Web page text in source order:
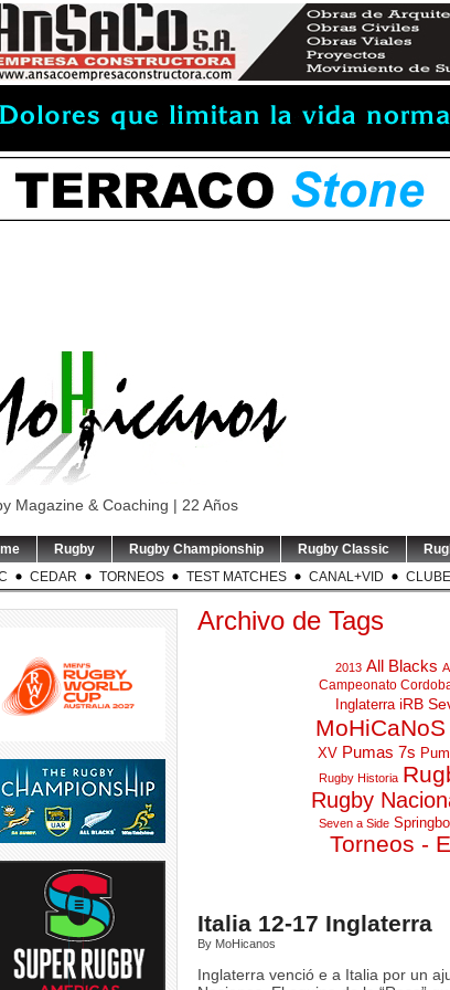
Magazine & Coaching | 22 Años
Rugby Rugby Championship Rugby Classic
CEDAR TORNEOS TEST MATCHES CANAL+VID
Archivo de Tags
2013 All Blacks
Campeonato
Inglaterra iRB
MoHiCaNoS
XV Pumas 7s
Rugby Historia
Rugby
Seven a Side
Torneos -
Italia 12-17 Inglaterra
By MoHicanos
Inglaterra venció e a Italia por un
TEST MATCH | ARG v RSA |
El entrenador de...
5 0
USA v ARGENTINA XV | El
entrenador de Argentina
TORNEO DEL INTERIOR |
Este sábado se disputó la...
entrenador de los
Springboks,
1
Zelanda